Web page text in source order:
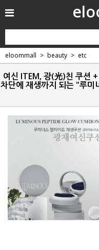
eloommall beauty etc
여신 ITEM, 광(光)친 쿠션
차단에 재생까지 되는 "루미